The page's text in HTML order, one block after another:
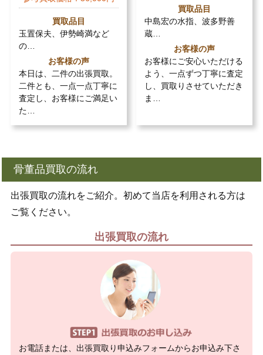
買取品目
玉置保夫、伊勢崎満など
の…
お客様の声
本日は、二件の出張買取。
二件とも、一点一点丁寧に
査定し、お客様にご満足い
た…
買取品目
中島宏の水指、波多野善
蔵…
お客様の声
お客様にご安心いただける
よう、一点ずつ丁寧に査定
し、買取りさせていただき
ま…
骨董品買取の流れ
出張買取の流れをご紹介。初めて当店を利用される方は
ご覧ください。
出張買取の流れ
お電話または、出張買取り申込みフォームからお申込み下さ